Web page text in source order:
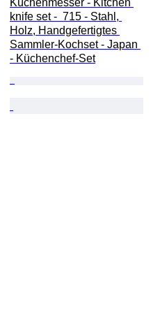
Küchenmesser - Kitchen
knife set -  715 - Stahl,
Holz, Handgefertigtes
Sammler-Kochset - Japan
- Küchenchef-Set